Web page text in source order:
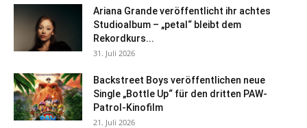
Ariana Grande veröffentlicht ihr achtes
Studioalbum – „petal“ bleibt dem
Rekordkurs...
31. Juli 2026
Backstreet Boys veröffentlichen neue
Single „Bottle Up“ für den dritten PAW-
Patrol-Kinofilm
21. Juli 2026